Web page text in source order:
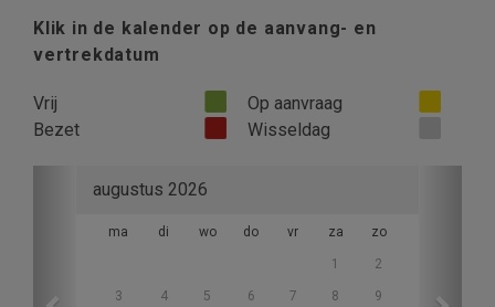
Klik in de kalender op de aanvang- en
vertrekdatum
Vrij
Op aanvraag
Bezet
Wisseldag
augustus 2026
ma di wo do vr za zo
1 2
3 4 5 6 7 8 9
Previous